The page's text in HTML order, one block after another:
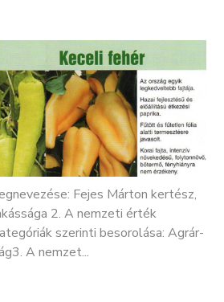
Fejes Márton kertész,
2. A nemzeti érték
szerinti besorolása: Agrár-
A nemzet...